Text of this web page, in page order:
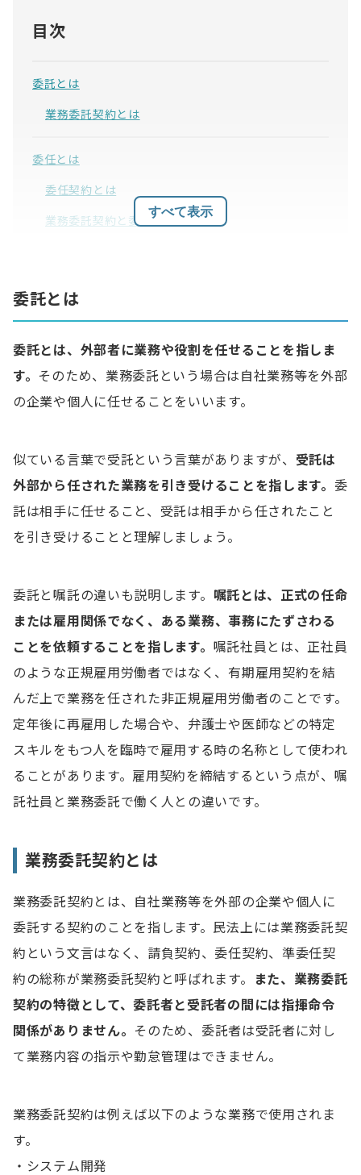
目次
委託とは
業務委託契約とは
委任とは
委任契約とは
業務委託契約と委任契約の違い
委任契約と準委任契約の違い
委任契約で押さえておきたいポイント
契約書で明記すべき項目を把握する
まとめ
すべて表示
委託とは
委託とは、外部者に業務や役割を任せることを指しま
す。 そのため、業務委託という場合は自社業務等を外部
の企業や個人に任せることをいいます。
似ている言葉で受託という言葉がありますが、 受託は
外部から任された業務を引き受けること を指します。 委
託は相手に任せること、受託は相手から任されたこと
を引き受けることと理解しましょう。
委託と嘱託の違いも説明します。 嘱託とは、正式の任命
または雇用関係でなく、ある業務、事務にたずさわる
ことを依頼することを指します。 嘱託社員とは、正社員
のような正規雇用労働者ではなく、有期雇用契約を結
んだ上で業務を任された非正規雇用労働者のことです。
定年後に再雇用した場合や、弁護士や医師などの特定
スキルをもつ人を臨時で雇用する時の名称として使われ
ることがあります。雇用契約を締結するという点が、嘱
託社員と業務委託で働く人との違いです。
業務委託契約とは
業務委託契約とは、自社業務等を外部の企業や個人に
委託する契約のことを指します。民法上には業務委託契
約という文言はなく、請負契約、委任契約、準委任契
約の総称が業務委託契約と呼ばれます。
また、業務委託
契約の特徴として、委託者と受託者の間には指揮命令
関係がありません。 そのため、委託者は受託者に対し
て業務内容の指示や勤怠管理はできません。
業務委託契約は例えば以下のような業務で使用されま
す。
・システム開発